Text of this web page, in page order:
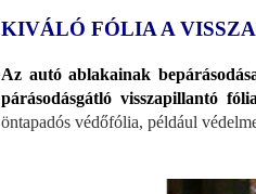
KIVÁLÓ FÓLIA A
Az autó ablakainak
párásodásgátló visszapillantó fólia
öntapadós védőfólia, például